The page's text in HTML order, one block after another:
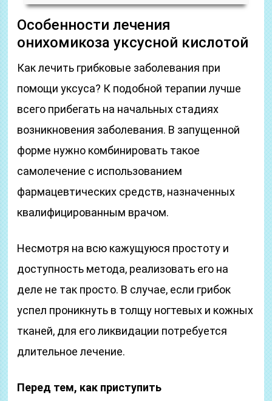
Особенности лечения
онихомикоза уксусной кислотой
Как лечить грибковые заболевания при
помощи уксуса? К подобной терапии лучше
всего прибегать на начальных стадиях
возникновения заболевания. В запущенной
форме нужно комбинировать такое
самолечение с использованием
фармацевтических средств, назначенных
квалифицированным врачом.
Несмотря на всю кажущуюся простоту и
доступность метода, реализовать его на
деле не так просто. В случае, если грибок
успел проникнуть в толщу ногтевых и кожных
тканей, для его ликвидации потребуется
длительное лечение.
Перед тем, как приступить